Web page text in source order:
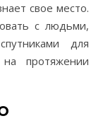
свое место.
с людьми,
для
протяжении